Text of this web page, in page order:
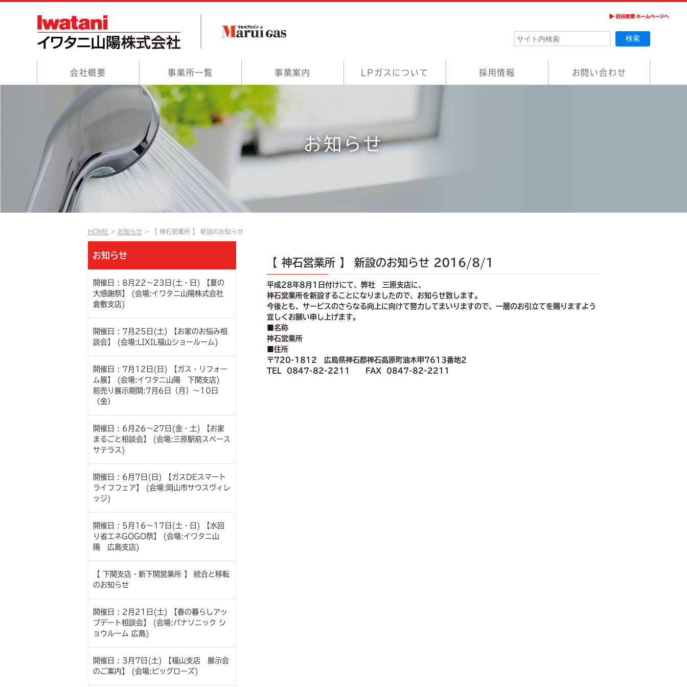
会社概要 事業所一覧 事業案内 LPガスについて 採用情報 お問い合わせ
お知らせ
HOME お知らせ 【 神石営業所 】 新設のお知らせ
お知らせ
開催日 : 8月22～23日(土・日) 【夏の
大感謝祭】 (会場:イワタニ山陽株式会社
倉敷支店)
開催日 : 7月25日(土) 【お家のお悩み相
談会】 (会場:LIXIL福山ショールーム)
開催日 : 7月12日(日) 【ガス・リフォー
ム展】 (会場:イワタニ山陽 下関支店)
前売り展示期間:7月6日（月）～10日
（金）
開催日 : 6月26～27日(金・土) 【お家
まるごと相談会】 (会場:三原駅前スペース
サテラス)
開催日 : 6月7日(日) 【ガスDEスマート
ライフフェア】 (会場:岡山市サウスヴィレ
ッジ)
開催日 : 5月16～17日(土・日) 【水回
り省エネGOGO祭】 (会場:イワタニ山
陽 広島支店)
【 下関支店・新下関営業所 】 統合と移転
のお知らせ
開催日 : 2月21日(土) 【春の暮らしアッ
プデート相談会】 (会場:パナソニック シ
ョウルーム 広島)
開催日 : 3月7日(土) 【福山支店 展示会
のご案内】 (会場:ビッグローズ)
【 神石営業所 】 新設のお知らせ 2016/8/1
平成28年8月1日付けにて、弊社 三原支店に、
神石営業所を新設することになりましたので、お知らせ致します。
今後とも、サービスのさらなる向上に向けて努力してまいりますので、一層のお引立てを賜りますよう
宜しくお願い申し上げます。
■名称
神石営業所
■住所
〒720-1812 広島県神石郡神石高原町油木甲7613番地2
TEL 0847-82-2211 FAX 0847-82-2211